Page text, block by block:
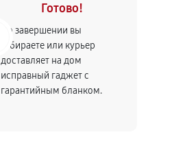
Готово!
По завершении вы
забираете или курьер
доставляет на дом
исправный гаджет с
гарантийным бланком.